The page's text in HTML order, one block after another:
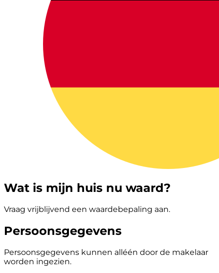
Wat is mijn huis nu waard?
Vraag vrijblijvend een waardebepaling aan.
Persoonsgegevens
Persoonsgegevens kunnen alléén door de makelaar
worden ingezien.